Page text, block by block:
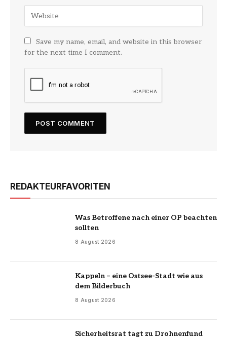
Save my name, email, and website in this browser
for the next time I comment.
REDAKTEURFAVORITEN
Was Betroffene nach einer OP beachten
sollten
8 August 2026
Kappeln – eine Ostsee-Stadt wie aus
dem Bilderbuch
8 August 2026
Sicherheitsrat tagt zu Drohnenfund